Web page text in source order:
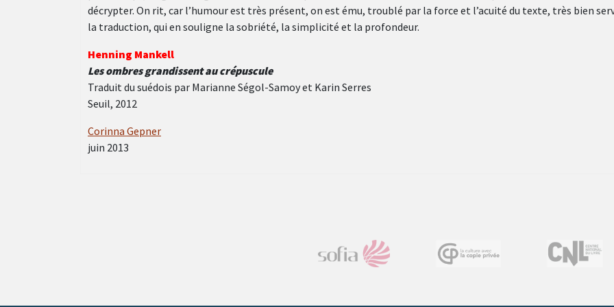
décrypter. On rit, car l’humour est très présent, on est ému, troublé par la force et l’acuité du texte, très bien
la traduction, qui en souligne la sobriété, la simplicité et la profondeur.
Henning Mankell
Les ombres grandissent au crépuscule
Traduit du suédois par Marianne Ségol-Samoy et Karin Serres
Seuil, 2012
Corinna Gepner
juin 2013